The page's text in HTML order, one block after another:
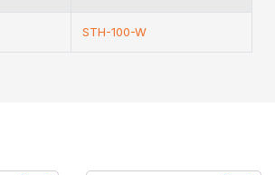
STH-100-W